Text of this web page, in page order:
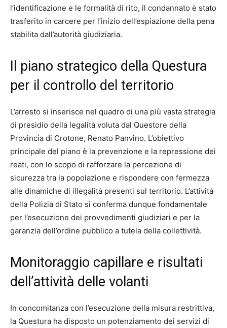
l’identificazione e le formalità di rito, il condannato è stato
trasferito in carcere per l’inizio dell’espiazione della pena
stabilita dall’autorità giudiziaria.
Il piano strategico della Questura
per il controllo del territorio
L’arresto si inserisce nel quadro di una più vasta strategia
di presidio della legalità voluta dal Questore della
Provincia di Crotone, Renato Panvino. L’obiettivo
principale del piano è la prevenzione e la repressione dei
reati, con lo scopo di rafforzare la percezione di
sicurezza tra la popolazione e rispondere con fermezza
alle dinamiche di illegalità presenti sul territorio. L’attività
della Polizia di Stato si conferma dunque fondamentale
per l’esecuzione dei provvedimenti giudiziari e per la
garanzia dell’ordine pubblico a tutela della collettività.
Monitoraggio capillare e risultati
dell’attività delle volanti
In concomitanza con l’esecuzione della misura restrittiva,
la Questura ha disposto un potenziamento dei servizi di